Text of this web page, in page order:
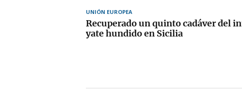
UNIÓN EUROPEA
Recuperado un quinto cadáver del
yate hundido en Sicilia